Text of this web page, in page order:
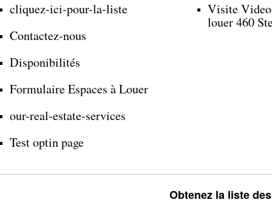
cliquez-ici-pour-la-liste
Contactez-nous
Disponibilités
Formulaire Espaces à Louer
our-real-estate-services
Test optin page
Visite
louer 460
Obtenez la liste